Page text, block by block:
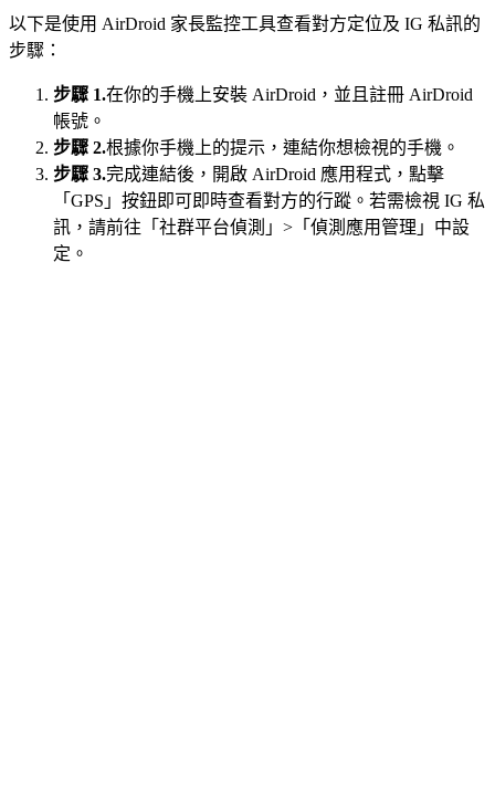
以下是使用 AirDroid 家長監控工具查看對方定位及 IG 私訊的
步驟：
步驟 1.在你的手機上安裝 AirDroid，並且註冊 AirDroid
帳號。
步驟 2.根據你手機上的提示，連結你想檢視的手機。
步驟 3.完成連結後，開啟 AirDroid 應用程式，點擊
「GPS」按鈕即可即時查看對方的行蹤。若需檢視 IG 私
訊，請前往「社群平台偵測」>「偵測應用管理」中設
定。